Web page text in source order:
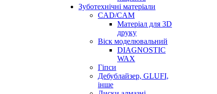
Зуботехнічні матеріали
CAD/CAM
Матеріал для 3D
друку
Віск моделювальний
DIAGNOSTIC
WAX
Гіпси
Дебублайзер, GLUFI,
інше